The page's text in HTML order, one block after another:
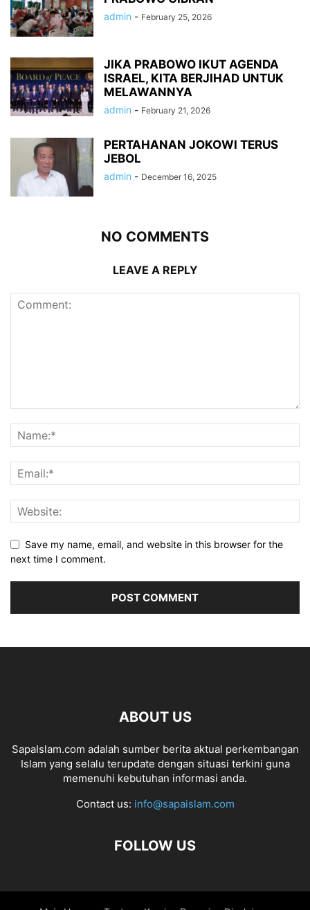
admin - February 25, 2026
JIKA PRABOWO IKUT AGENDA
ISRAEL, KITA BERJIHAD UNTUK
MELAWANNYA
admin - February 21, 2026
PERTAHANAN JOKOWI TERUS
JEBOL
admin - December 16, 2025
NO COMMENTS
LEAVE A REPLY
Save my name, email, and website in this browser for the
next time I comment.
ABOUT US
SapaIslam.com adalah sumber berita aktual perkembangan
Islam yang selalu terupdate dengan situasi terkini guna
memenuhi kebutuhan informasi anda.
Contact us: info@sapaislam.com
FOLLOW US